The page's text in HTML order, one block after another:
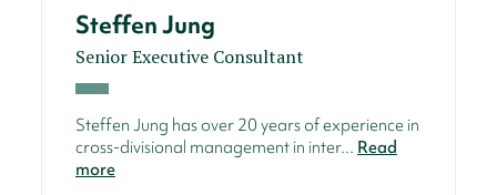
Steffen Jung
Senior Executive Consultant
Steffen Jung has over 20 years of experience in
cross-divisional management in inter... Read
more